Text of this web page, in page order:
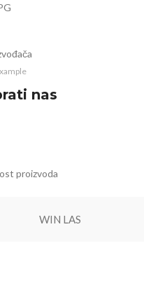
nas
proizvoda
WIN LAS